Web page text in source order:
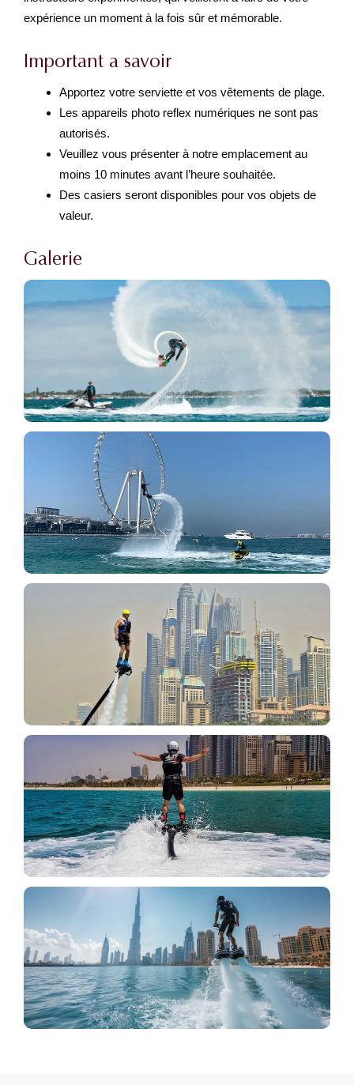
expérience un moment à la fois sûr et mémorable.
Important a savoir
Apportez votre serviette et vos vêtements de plage.
Les appareils photo reflex numériques ne sont pas
autorisés.
Veuillez vous présenter à notre emplacement au
moins 10 minutes avant l’heure souhaitée.
Des casiers seront disponibles pour vos objets de
valeur.
Galerie